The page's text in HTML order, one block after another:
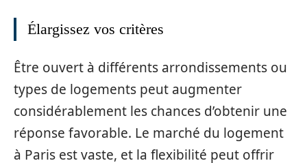
Élargissez vos critères
Être ouvert à différents arrondissements ou
types de logements peut augmenter
considérablement les chances d’obtenir une
réponse favorable. Le marché du logement
à Paris est vaste, et la flexibilité peut offrir